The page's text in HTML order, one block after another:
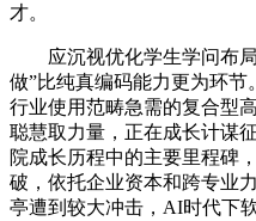
才。
应沉视优化学生学问布局
做”比纯真编码能力更为环
行业使用范畴急需的复合型
聪慧取力量，正在成长计谋
院成长历程中的主要里程碑
破，依托企业资本和跨专业
亭遭到较大冲击，AI时代下